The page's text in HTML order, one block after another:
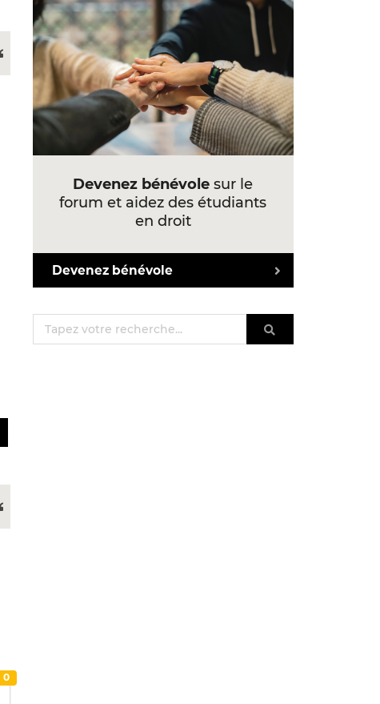
0
Devenez bénévole sur le
forum et aidez des étudiants
en droit
Devenez bénévole